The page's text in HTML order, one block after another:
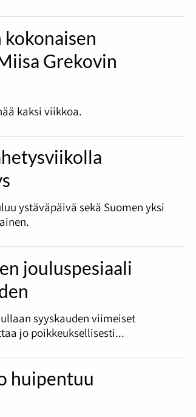
Grekovin
kaksi viikkoa.
ystäväpäivä sekä Suomen yksi
jouluspesiaali
syyskauden viimeiset
jo poikkeuksellisesti...
huipentuu